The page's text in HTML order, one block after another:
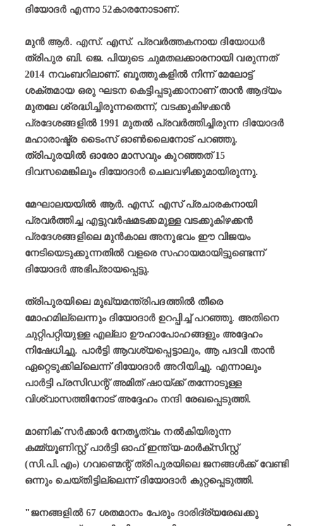
ദിയോദർ എന്നാ 52കാരനോടാണ്.
മുൻ ആർ. എസ്. എസ്. പ്രവര്‍ത്തകനായ ദിയോധർ
ത്രിപുര ബി. ജെ. പിയുടെ ചുമതലക്കാരനായി വരുന്നത്
2014 നവംബറിലാണ്. ബൂത്തുകളിൽ നിന്ന് മേലോട്ട്
ശക്തമായ ഒരു ഘടന കെട്ടിപ്പടുക്കാനാണ് താൻ ആദ്യം
മുതലേ ശ്രദ്ധിച്ചിരുന്നതെന്ന്, വടക്കുകിഴക്കൻ
പ്രദേശങ്ങളിൽ 1991 മുതൽ പ്രവർത്തിച്ചിരുന്ന ദിയോദർ
മഹാരാഷ്ട്ര ടൈംസ് ഓൺലൈനോട് പറഞ്ഞു.
ത്രിപുരയിൽ ഓരോ മാസവും കുറഞ്ഞത് 15
ദിവസമെങ്കിലും ദിയോദാർ ചെലവഴിക്കുമായിരുന്നു.
മേഘാലയയിൽ ആർ. എസ്. എസ് പ്രചാരകനായി
പ്രവർത്തിച്ച എട്ടുവർഷമടക്കമുള്ള വടക്കുകിഴക്കൻ
പ്രദേശങ്ങളിലെ മുൻകാല അനുഭവം ഈ വിജയം
നേടിയെടുക്കുന്നതിൽ വളരെ സഹായമായിട്ടുണ്ടെന്ന്
ദിയോദർ അഭിപ്രായപ്പെട്ടു.
ത്രിപുരയിലെ മുഖ്യമന്ത്രിപദത്തിൽ തീരെ
മോഹമില്ലെന്നും ദിയോദാർ ഉറപ്പിച്ച് പറഞ്ഞു. അതിനെ
ചുറ്റിപറ്റിയുള്ള എല്ലാ ഊഹാപോഹങ്ങളും അദ്ദേഹം
നിഷേധിച്ചു. പാർട്ടി ആവശ്യപ്പെട്ടാലും, ആ പദവി താൻ
ഏറ്റെടുക്കില്ലെന്ന് ദിയോദാർ അറിയിച്ചു. എന്നാലും
പാർട്ടി പ്രസിഡന്റ് അമിത് ഷായ്ക്ക് തന്നോടുള്ള
വിശ്വാസത്തിനോട് അദ്ദേഹം നന്ദി രേഖപ്പെടുത്തി.
മാണിക് സർക്കാർ നേതൃത്വം നല്‍കിയിരുന്ന
കമ്മ്യൂണിസ്റ്റ് പാർട്ടി ഓഫ് ഇന്ത്യ-മാർക്സിസ്റ്റ്
(സി.പി.എം) ഗവണ്മെന്റ് ത്രിപുരയിലെ ജനങ്ങൾക്ക് വേണ്ടി
ഒന്നും ചെയ്തിട്ടില്ലെന്ന് ദിയോദാർ കുറ്റപ്പെടുത്തി.
"ജനങ്ങളിൽ 67 ശതമാനം പേരും ദാരിദ്ര്യരേഖക്കു